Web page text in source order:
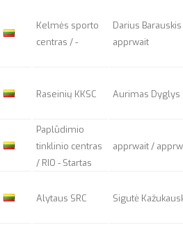
Kelmės sporto
centras / -
Darius
apprwait
Raseinių KKSC Aurimas Dyglys
Paplūdimio
tinklinio centras
/ RIO - Startas
apprwait/
Alytaus SRC Sigutė